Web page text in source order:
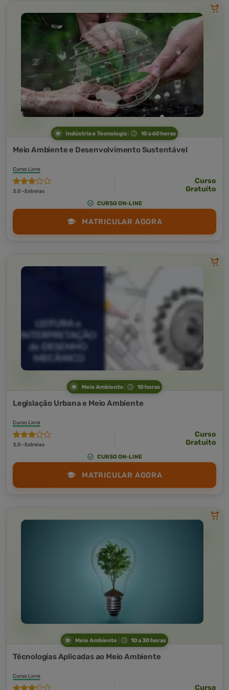
Indústria e Tecnologia 10 a 60 horas
Meio Ambiente e Desenvolvimento Sustentável
Curso Livre
3,0 · Estrelas
Curso
Gratuito
CURSO ON-LINE
MATRICULAR AGORA
Meio Ambiente 10 horas
Legislação Urbana e Meio Ambiente
Curso Livre
3,0 · Estrelas
Curso
Gratuito
CURSO ON-LINE
MATRICULAR AGORA
Meio Ambiente 10 a 30 horas
Técnologias Aplicadas ao Meio Ambiente
Curso Livre
Curso